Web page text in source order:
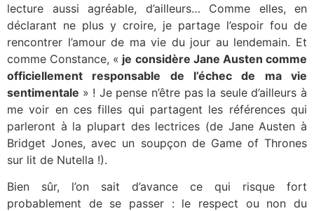
lecture aussi agréable, d’ailleurs… Comme elles, en
déclarant ne plus y croire, je partage l’espoir fou de
rencontrer l’amour de ma vie du jour au lendemain. Et
comme Constance, « je considère Jane Austen comme
officiellement responsable de l’échec de ma vie
sentimentale » ! Je pense n’être pas la seule d’ailleurs à
me voir en ces filles qui partagent les références qui
parleront à la plupart des lectrices (de Jane Austen à
Bridget Jones, avec un soupçon de Game of Thrones
sur lit de Nutella !).
Bien sûr, l’on sait d’avance ce qui risque fort
probablement de se passer : le respect ou non du